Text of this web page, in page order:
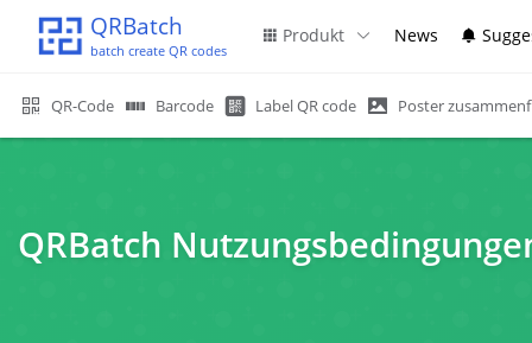
QRBatch
batch create QR codes
Produkt News
QR-Code Barcode Label QR code Poster
QRBatch